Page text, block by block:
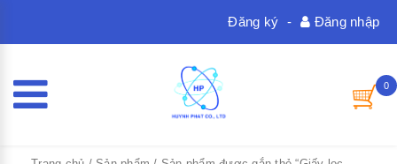
Đăng nhập
-
Đăng ký
0